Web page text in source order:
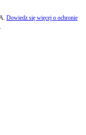
Dowiedz się więcej o ochronie
.